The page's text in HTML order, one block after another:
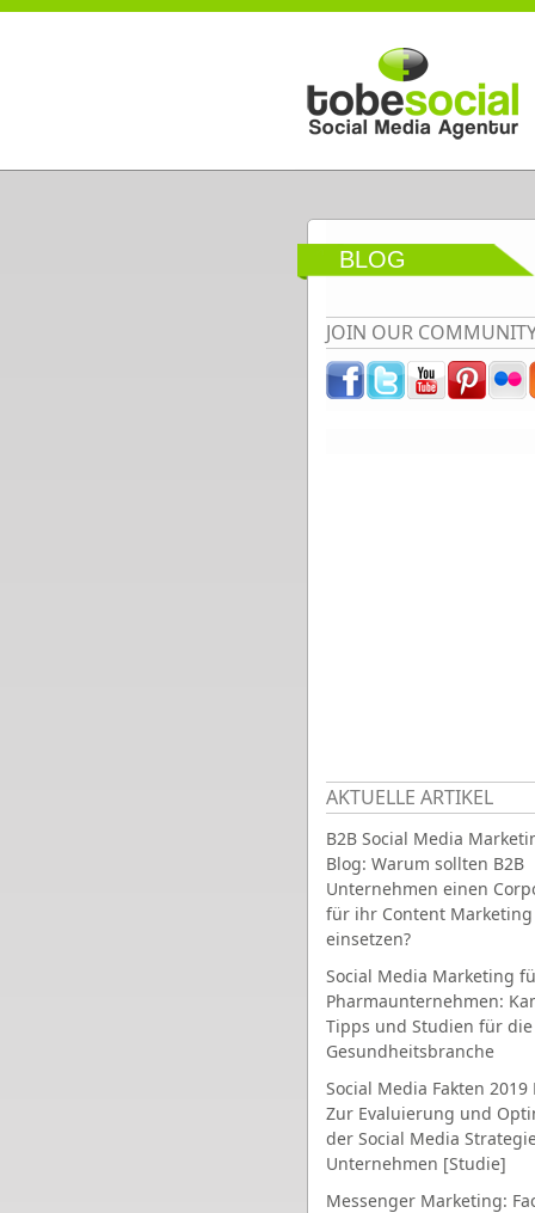
Direkt zum Inhalt
BLOG
JOIN OUR
AKTUELLE ARTIKEL
B2B Social Media
Blog: Warum sollten B2B
Unternehmen einen
für ihr Content Marketing
einsetzen?
Social Media Marketing
Pharmaunternehmen:
Tipps und Studien für die
Gesundheitsbranche
Social Media Fakten 2019
Zur Evaluierung und
der Social Media
Unternehmen [Studie]
Messenger Marketing: